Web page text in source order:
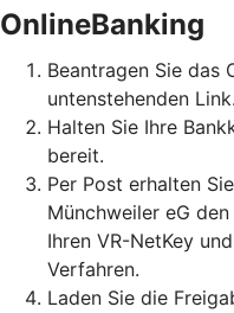
OnlineBanking
Beantragen Sie das
untenstehenden Link.
Halten Sie Ihre
bereit.
Per Post erhalten
Münchweiler eG
Ihren VR-NetKey
Verfahren.
Laden Sie die